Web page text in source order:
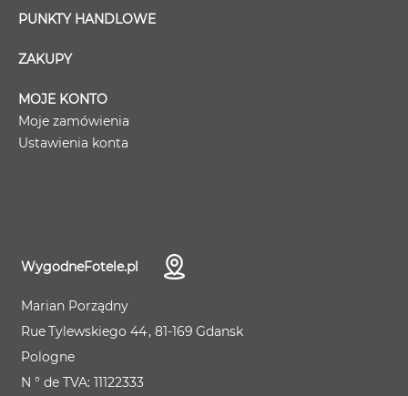
PUNKTY HANDLOWE
ZAKUPY
MOJE KONTO
Moje zamówienia
Ustawienia konta
WygodneFotele.pl
Marian Porządny
RueTylewskiego 44 81-169 Gdansk
Pologne
N ° de TVA: 11122333